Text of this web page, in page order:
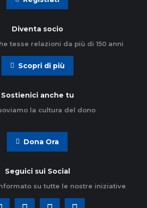
Diventa socio
tesse relazioni da più di 150 anni
Scopri di più
Sostienici anche tu
la cultura del dono
Dona Ora
Seguici sui Social
su tutte le nostre iniziative